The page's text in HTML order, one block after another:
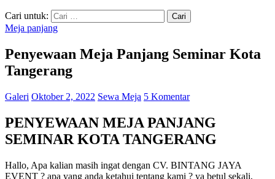
Cari untuk:
Meja panjang
Penyewaan Meja Panjang Seminar Kota
Tangerang
Galeri Oktober 2, 2022 Sewa Meja 5 Komentar
PENYEWAAN MEJA PANJANG
SEMINAR KOTA TANGERANG
Hallo, Apa kalian masih ingat dengan CV. BINTANG JAYA
EVENT ? apa yang anda ketahui tentang kami ? ya betul sekali,